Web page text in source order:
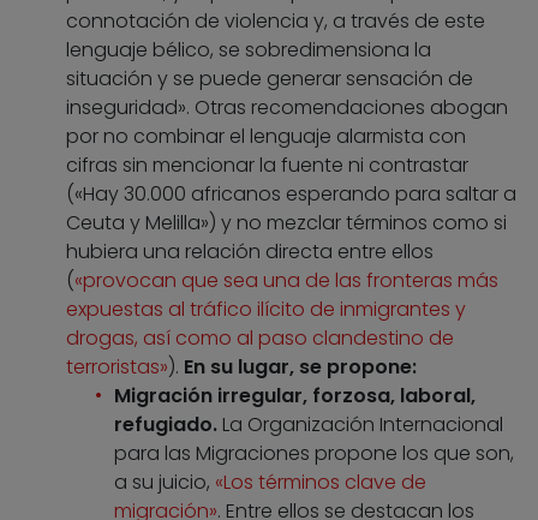
connotación de violencia y, a través de este
lenguaje bélico, se sobredimensiona la
situación y se puede generar sensación de
inseguridad». Otras recomendaciones abogan
por no combinar el lenguaje alarmista con
cifras sin mencionar la fuente ni contrastar
(«Hay 30.000 africanos esperando para saltar a
Ceuta y Melilla») y no mezclar términos como si
hubiera una relación directa entre ellos
(«provocan que sea una de las fronteras más
expuestas al tráfico ilícito de inmigrantes y
drogas, así como al paso clandestino de
terroristas»). En su lugar, se propone:
Migración irregular, forzosa, laboral,
refugiado. La Organización Internacional
para las Migraciones propone los que son,
a su juicio, «Los términos clave de
migración». Entre ellos se destacan los